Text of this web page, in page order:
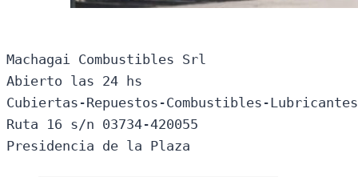
Machagai Combustibles Srl
Abierto las 24 hs
Cubiertas-Repuestos-Combustibles-
Ruta 16 s/n 03734-420055
Presidencia de la Plaza